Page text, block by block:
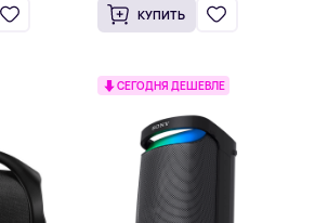
КУПИТЬ
СЕГОДНЯ ДЕШЕВЛЕ